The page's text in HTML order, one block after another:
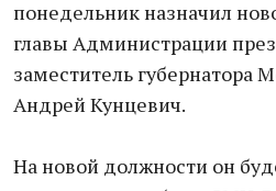
понедельник назначил
главы Администрации
заместитель губернатора
Андрей Кунцевич.
На новой должности он